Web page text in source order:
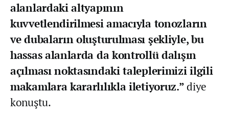
alanlardaki altyapının
kuvvetlendirilmesi amacıyla tonozların
ve dubaların oluşturulması şekliyle, bu
hassas alanlarda da kontrollü dalışın
açılması noktasındaki taleplerimizi ilgili
makamlara kararlılıkla iletiyoruz.”diye
konuştu.